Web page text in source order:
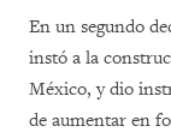
En un segundo
instó a la
México, y dio
de aumentar en